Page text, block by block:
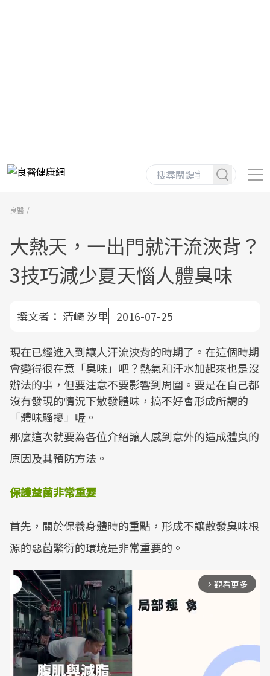
良醫
大熱天，一出門就汗流浹背？
3技巧減少夏天惱人體臭味
撰文者： 清崎 汐里 2016-07-25
現在已經進入到讓人汗流浹背的時期了。在這個時期
會變得很在意「臭味」吧？熱氣和汗水加起來也是沒
辦法的事，但要注意不要影響到周圍。要是在自己都
沒有發現的情況下散發體味，搞不好會形成所謂的
「體味騷擾」喔。
那麼這次就要為各位介紹讓人感到意外的造成體臭的
原因及其預防方法。
保護益菌非常重要
首先，關於保養身體時的重點，形成不讓散發臭味根
源的惡菌繁衍的環境是非常重要的。
arrow_forward_ios 觀看更多